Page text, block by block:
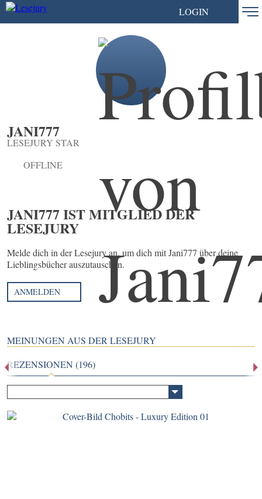
LOGIN
JANI777
LESEJURY STAR
OFFLINE
JANI777 IST MITGLIED DER
LESEJURY
Melde dich in der Lesejury an, um dich mit Jani777 über deine
Lieblingsbücher auszutauschen.
ANMELDEN
MEINUNGEN AUS DER LESEJURY
REZENSIONEN (196)